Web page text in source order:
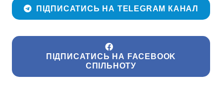
ПІДПИСАТИСЬ НА TELEGRAM КАНАЛ
ПІДПИСАТИСЬ НА FACEBOOK
СПІЛЬНОТУ